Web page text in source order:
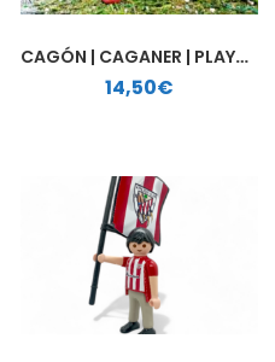
CAGÓN | CAGANER | PLAYMOBIL PERSONALIZADO
14,50€